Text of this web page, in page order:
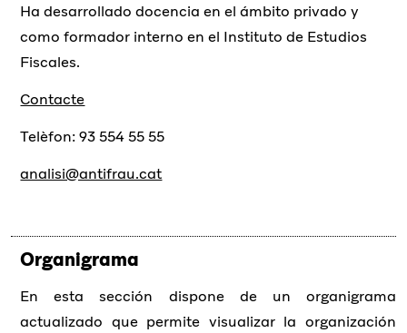
Ha desarrollado docencia en el ámbito privado y
como formador interno en el Instituto de Estudios
Fiscales.
Contacte
Telèfon: 93 554 55 55
analisi@antifrau.cat
Organigrama
En esta sección dispone de un organigrama
actualizado que permite visualizar la organización